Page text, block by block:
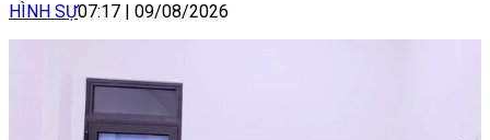
HÌNH SỰ07:17 09/08/2026